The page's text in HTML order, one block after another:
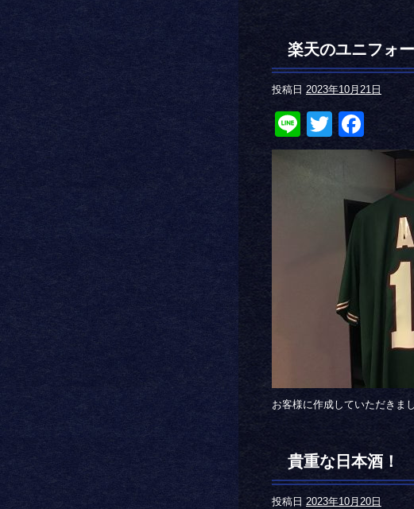
楽天のユニフォ
投稿日 2023年10月21日
LineTwitter
お客様に作成していただきま
貴重な日本酒！
投稿日 2023年10月20日